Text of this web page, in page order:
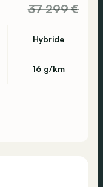
37 299 €
Hybride
16 g/km